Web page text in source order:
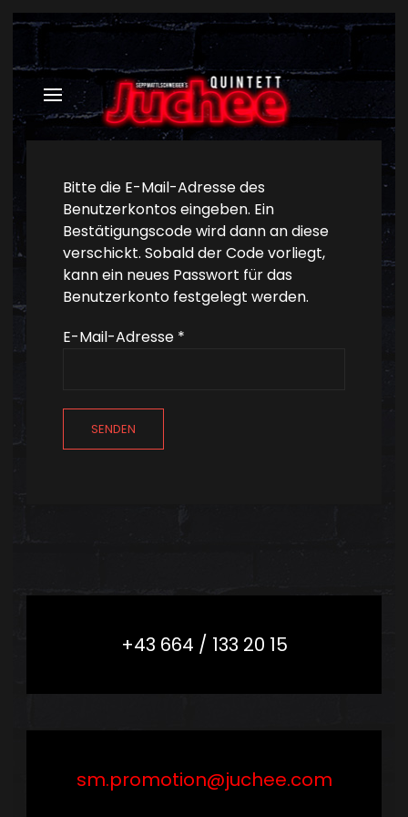
Bitte die E-Mail-Adresse des
Benutzerkontos eingeben. Ein
Bestätigungscode wird dann an diese
verschickt. Sobald der Code vorliegt,
kann ein neues Passwort für das
Benutzerkonto festgelegt werden.
E-Mail-Adresse *
SENDEN
+43 664 / 133 20 15
sm.promotion@juchee.com